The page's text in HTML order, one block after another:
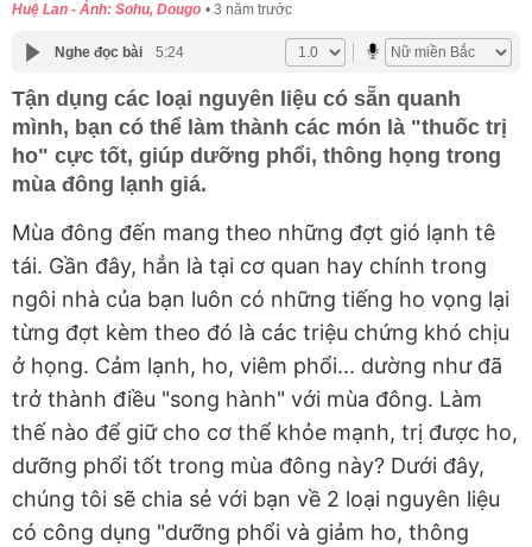
Huệ Lan - Ảnh: Sohu, Dougo 3 năm trước
Nghe đọc bài 5:24
Tận dụng các loại nguyên liệu có sẵn quanh
mình, bạn có thể làm thành các món là "thuốc trị
ho" cực tốt, giúp dưỡng phổi, thông họng trong
mùa đông lạnh giá.
Mùa đông đến mang theo những đợt gió lạnh tê
tái. Gần đây, hẳn là tại cơ quan hay chính trong
ngôi nhà của bạn luôn có những tiếng ho vọng lại
từng đợt kèm theo đó là các triệu chứng khó chịu
ở họng. Cảm lạnh, ho, viêm phổi... dường như đã
trở thành điều "song hành" với mùa đông. Làm
thế nào để giữ cho cơ thể khỏe mạnh, trị được ho,
dưỡng phổi tốt trong mùa đông này? Dưới đây,
chúng tôi sẽ chia sẻ với bạn về 2 loại nguyên liệu
có công dụng "dưỡng phổi và giảm ho, thông